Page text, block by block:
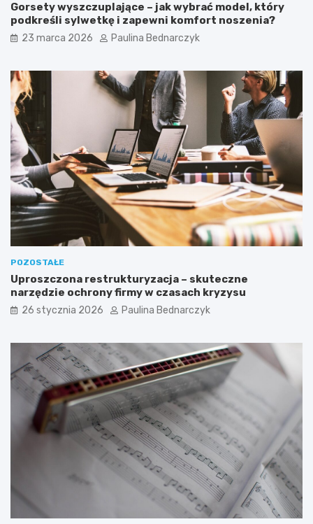
Gorsety wyszczuplające – jak wybrać model, który
podkreśli sylwetkę i zapewni komfort noszenia?
23 marca 2026 Paulina Bednarczyk
POZOSTAŁE
Uproszczona restrukturyzacja – skuteczne
narzędzie ochrony firmy w czasach kryzysu
26 stycznia 2026 Paulina Bednarczyk